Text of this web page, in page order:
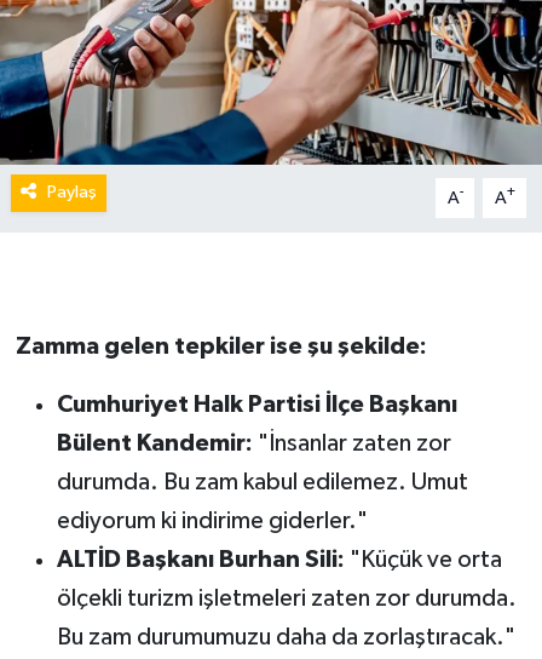
Paylaş A- A+
Zamma gelen tepkiler ise şu şekilde:
Cumhuriyet Halk Partisi İlçe Başkanı
Bülent Kandemir: "İnsanlar zaten zor
durumda. Bu zam kabul edilemez. Umut
ediyorum ki indirime giderler."
ALTİD Başkanı Burhan Sili: "Küçük ve orta
ölçekli turizm işletmeleri zaten zor durumda.
Bu zam durumumuzu daha da zorlaştıracak."